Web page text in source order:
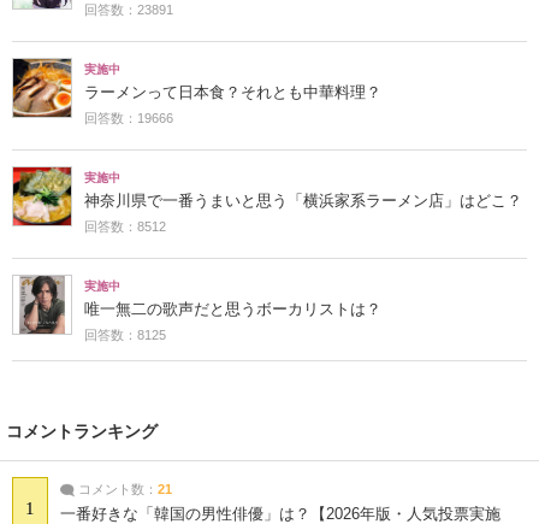
回答数：23891
実施中
ラーメンって日本食？それとも中華料理？
回答数：19666
実施中
神奈川県で一番うまいと思う「横浜家系ラーメン店」はどこ？
回答数：8512
実施中
唯一無二の歌声だと思うボーカリストは？
回答数：8125
コメントランキング
1
コメント数： 21
一番好きな「韓国の男性俳優」は？【2026年版・人気投票実施